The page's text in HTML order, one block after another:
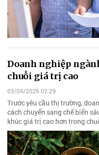
Doanh nghiệp
chuỗi giá trị cao
03/04/2026 02:29
Trước yêu cầu thị trường,
cách chuyển sang chế biến
khúc giá trị cao hơn trong